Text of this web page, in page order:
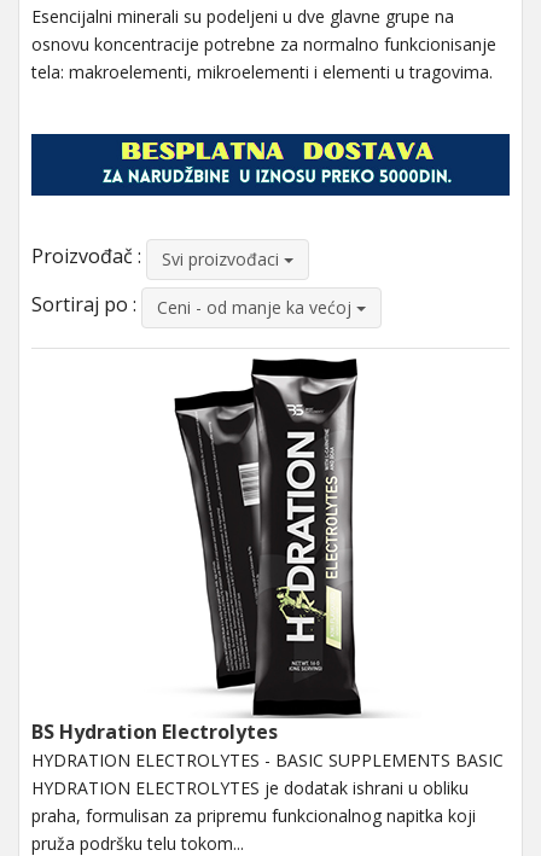
Esencijalni minerali su podeljeni u dve glavne grupe na
osnovu koncentracije potrebne za normalno funkcionisanje
tela: makroelementi, mikroelementi i elementi u tragovima.
Proizvođač : Svi proizvođaci
Sortiraj po : Ceni - od manje ka većoj
BS Hydration Electrolytes
HYDRATION ELECTROLYTES - BASIC SUPPLEMENTS BASIC
HYDRATION ELECTROLYTES je dodatak ishrani u obliku
praha, formulisan za pripremu funkcionalnog napitka koji
pruža podršku telu tokom...